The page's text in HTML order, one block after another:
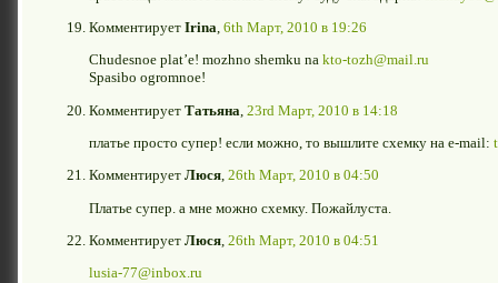
Комментирует Irina, 6th Март, 2010 в 19:26
Chudesnoe plat’e! mozhno shemku na kto-tozh@mail.ru
Spasibo ogromnoe!
Комментирует Татьяна 23rd Март, 2010 в 14:18
платье просто супер! если можно, то вышлите схемку на e-mail:
Комментирует Люся, 26th Март, 2010 в 04:50
Платье супер. а мне можно схемку. Пожайлуста.
Комментирует Люся, 26th Март, 2010 в 04:51
lusia-77@inbox.ru